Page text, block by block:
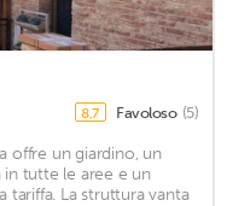
8,7 Favoloso (5)
offre un giardino, un
in tutte le aree e un
tariffa. La struttura vanta